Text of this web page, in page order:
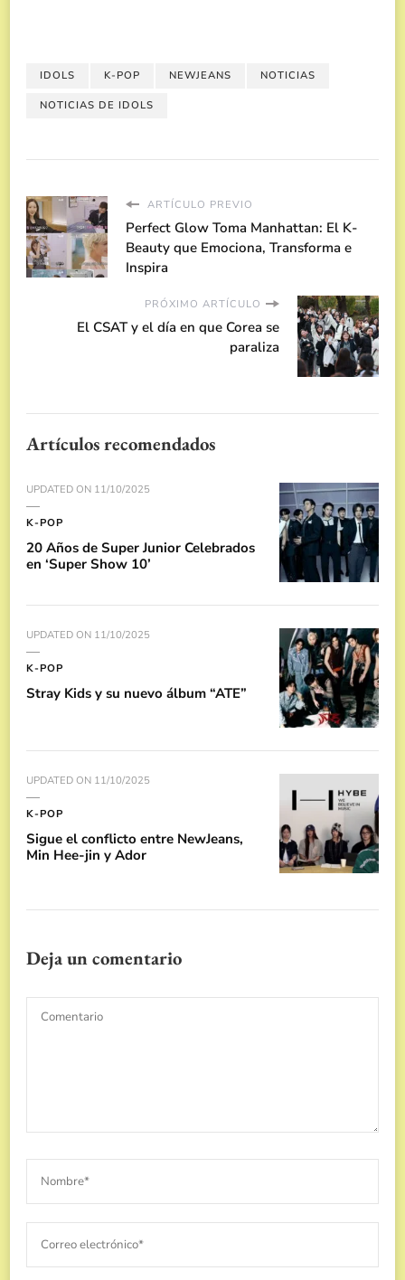
IDOLS K-POP NEWJEANS NOTICIAS
NOTICIAS DE IDOLS
ARTÍCULO PREVIO
Perfect Glow Toma Manhattan: El K-
Beauty que Emociona, Transforma e
Inspira
PRÓXIMO ARTÍCULO
El CSAT y el día en que Corea se
paraliza
Artículos recomendados
UPDATED ON 11/10/2025
K-POP
20 Años de Super Junior Celebrados
en ‘Super Show 10’
UPDATED ON 11/10/2025
K-POP
Stray Kids y su nuevo álbum “ATE”
UPDATED ON 11/10/2025
K-POP
Sigue el conflicto entre NewJeans,
Min Hee-jin y Ador
Deja un comentario